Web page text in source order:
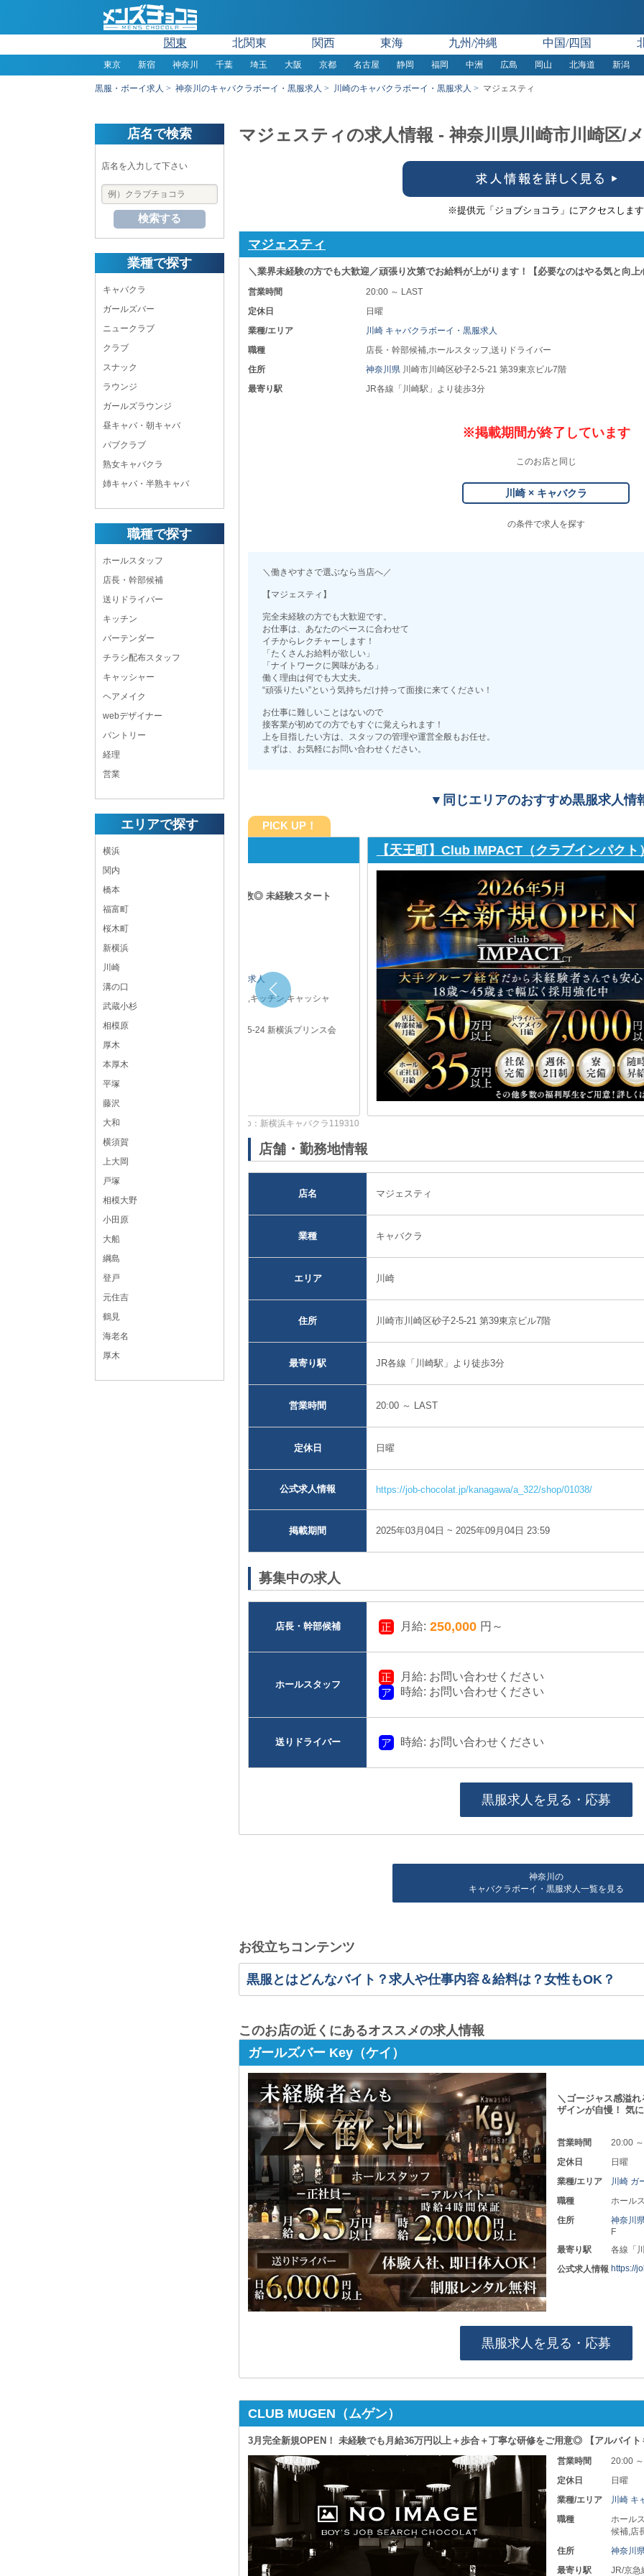
関東 北関東 関西 東海 九州/沖縄 中国/四国
東京 新宿 神奈川 千葉 埼玉 大阪 京都 名古屋 静岡 福岡 中洲 広島 岡山 北海道 新潟
黒服・ボーイ求人 神奈川のキャバクラボーイ・黒服求人 川崎のキャバクラボーイ・黒服求人 マジェスティ
店名で検索
店名を入力して下さい
検索する
業種で探す
キャバクラ
ガールズバー
ニュークラブ
クラブ
スナック
ラウンジ
ガールズラウンジ
昼キャバ・朝キャバ
パブクラブ
熟女キャバクラ
姉キャバ・半熟キャバ
職種で探す
ホールスタッフ
店長・幹部候補
送りドライバー
キッチン
バーテンダー
チラシ配布スタッフ
キャッシャー
ヘアメイク
webデザイナー
パントリー
経理
営業
エリアで探す
横浜
関内
橋本
福富町
桜木町
新横浜
川崎
溝の口
武蔵小杉
相模原
厚木
本厚木
平塚
藤沢
大和
横須賀
上大岡
戸塚
相模大野
小田原
大船
綱島
登戸
元住吉
鶴見
海老名
厚木
マジェスティの求人情報 - 神奈川県川崎市川崎区/
※提供元「ジョブショコラ」にアクセスします
マジェスティ
＼業界未経験の方でも大歓迎／頑張り次第でお給料が上がります！【必要なのはやる気と向上
営業時間
20:00 ～ LAST
定休日
日曜
業種/エリア
川崎 キャバクラボーイ・黒服求人
職種
店長・幹部候補,ホールスタッフ,送りドライバー
住所
神奈川県 川崎市川崎区砂子2-5-21 第39東京ビル7階
最寄り駅
JR各線「川崎駅」より徒歩3分
※掲載期間が終了しています
このお店と同じ
川崎 × キャバクラ
の条件で求人を探す
＼働きやすさで選ぶなら当店へ／
【マジェスティ】
完全未経験の方でも大歓迎です。
お仕事は、あなたのペースに合わせて
イチからレクチャーします！
「たくさんお給料が欲しい」
「ナイトワークに興味がある」
働く理由は何でも大丈夫。
“頑張りたい”という気持ちだけ持って面接に来てください！
お仕事に難しいことはないので
接客業が初めての方でもすぐに覚えられます！
上を目指したい方は、スタッフの管理や運営全般もお任せ。
まずは、お気軽にお問い合わせください。
▼同じエリアのおすすめ黒服求人情
PICK UP！
・賞与あり》 空きポスト多数◎ 未経験スタート
ー,ヘアメイク,送りドライバー
横浜市港北区新横浜2-5-24 新横浜プリンス会
各線「新横浜駅」より徒歩2分
黒服求人No：新横浜キャバクラ119310
【天王町】Club IMPACT（クラブインパクト）
エリアトップクラ
店＝未経験者さん
営業時間
20:00 ～
定休日
業種/エリア
横浜 キ
職種
店長・
メイク
住所
神奈川県
4F
最寄り駅
相鉄本
店舗・勤務地情報
店名 マジェスティ
業種 キャバクラ
エリア 川崎
住所 川崎市川崎区砂子2-5-21 第39東京ビル7階
最寄り駅 JR各線「川崎駅」より徒歩3分
営業時間 20:00 ～ LAST
定休日 日曜
公式求人情報 https://job-chocolat.jp/kanagawa/a_322/shop/01038/
掲載期間 2025年03月04日 ~ 2025年09月04日 23:59
募集中の求人
店長・幹部候補 月給: 250,000 円～
ホールスタッフ
月給: お問い合わせください
時給: お問い合わせください
送りドライバー 時給: お問い合わせください
黒服求人を見る・応募
神奈川の
キャバクラボーイ・黒服求人一覧を見る
お役立ちコンテンツ
黒服とはどんなバイト？求人や仕事内容＆給料は？女性もOK？
このお店の近くにあるオススメの求人情報
ガールズバー Key（ケイ）
＼ゴージャス感溢
ザインが自慢！ 気
営業時間
20:00
定休日
日曜
業種/エリア
川崎 ガ
職種
ホール
住所
神奈川
F
最寄り駅
各線「
公式求人情報 https://
黒服求人を見る・応募
CLUB MUGEN（ムゲン）
3月完全新規OPEN！ 未経験でも月給36万円以上＋歩合＋丁寧な研修をご用意◎ 【アルバイト
営業時間
20:00
定休日
日曜
業種/エリア
川崎 キ
職種
ホール
候補,店
住所
神奈川
最寄り駅
JR/京急